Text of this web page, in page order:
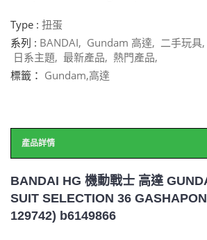
Type : 扭蛋
系列 : BANDAI, Gundam 高達, 二手玩具,
日系主題, 最新產品, 熱門產品,
標籤： Gundam,高達
產品詳情
BANDAI HG 機動戰士 高達
SUIT SELECTION 36
129742) b6149866